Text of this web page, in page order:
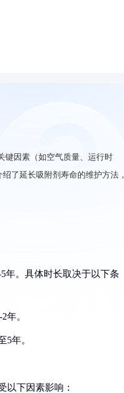
键因素（如空气质量、运行时
了延长吸附剂寿命的维护方法，
年。具体时长取决于以下条
年。
5年。
以下因素影响：